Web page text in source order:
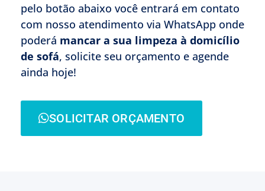
pelo botão abaixo você entrará em contato
com nosso atendimento via WhatsApp onde
poderá mancar a sua limpeza à domicílio
de sofá, solicite seu orçamento e agende
ainda hoje!
SOLICITAR ORÇAMENTO